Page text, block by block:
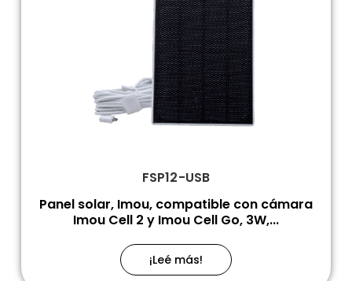
FSP12-USB
Panel solar, Imou, compatible con cámara
Imou Cell 2 y Imou Cell Go, 3W,...
¡Leé más!